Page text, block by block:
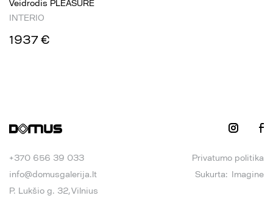
Veidrodis PLEASURE
INTERIO
1937 €
+370 656 39 033
info@domusgalerija.lt
P. Lukšio g. 32, Vilnius
Privatumo politika
Sukurta: Imagine